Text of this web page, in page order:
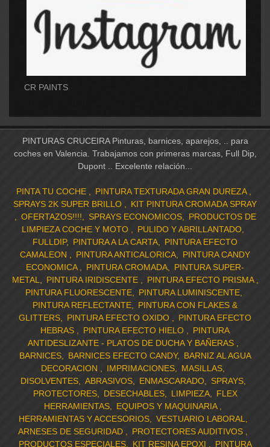
CR PAINTS
PINTURAS CRUCEIRA Pinturas, barnices, aparejos, .. para
coches en Valencia. Trabajamos con primeras marcas, Full Dip,
Dupont .. Excelente relación...
PINTA TU COCHE
PINTURA TEXTURADA GRAN DUREZA
SPRAYS 2K SUPER BRILLO
KIT PINTURA CROMADA SPRAY
OFERTAZOS!!!!
SPRAYS ECONOMICOS
PRODUCTOS DE
LIMPIEZA COCHE Y MOTO
PULIDO Y ABRILLANTADO
FULLDIP
PINTURA A LA CARTA
PINTURA EFECTO
CAMALEON
PINTURA ANTICALORICA
PINTURA CANDY
ECONOMICA
PINTURA CROMADA
PINTURA SUPER-
METAL
PINTURA IRIDISCENTE
PINTURA EFECTO PRISMA
PINTURA FLUORESCENTE
PINTURA LUMINISCENTE
PINTURA REFLECTANTE
PINTURA CON FLAKES &
GLITTERS
PINTURA EFECTO OXIDO
PINTURA EFECTO
HEBRAS
PINTURA EFECTO HIELO
PINTURA
ANTIDESLIZANTE - PLATOS DE DUCHA Y BAÑERAS
BARNICES
BARNICES EFECTO CANDY
BARNIZ AL AGUA
DECORACION
IMPRIMACIONES
MASILLAS
DISOLVENTES
ABRASIVOS ENMASCARADO
SPRAYS
PROTECTORES
DESECHABLES LIMPIEZA
FLEX
HERRAMIENTAS
EQUIPOS Y MAQUINARIA
HERRAMIENTAS Y ACCESORIOS
VESTUARIO LABORAL
ARNESES DE SEGURIDAD
PROTECTORES AUDITIVOS
PRODUCTOS ESPECIALES
KIT RESINA EPOXI PINTURA